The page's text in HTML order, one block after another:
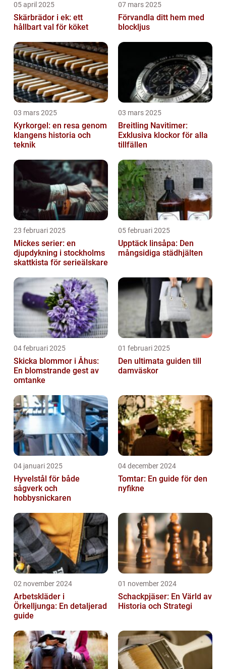
05 april 2025
Skärbrädor i ek: ett
hållbart val för köket
07 mars 2025
Förvandla ditt hem med
blockljus
03 mars 2025
Kyrkorgel: en resa genom
klangens historia och
teknik
03 mars 2025
Breitling Navitimer:
Exklusiva klockor för alla
tillfällen
23 februari 2025
Mickes serier: en
djupdykning i stockholms
skattkista för serieälskare
05 februari 2025
Upptäck linsåpa: Den
mångsidiga städhjälten
04 februari 2025
Skicka blommor i Åhus:
En blomstrande gest av
omtanke
01 februari 2025
Den ultimata guiden till
damväskor
04 januari 2025
Hyvelstål för både
sågverk och
hobbysnickaren
04 december 2024
Tomtar: En guide för den
nyfikne
02 november 2024
Arbetskläder i
Örkelljunga: En detaljerad
guide
01 november 2024
Schackpjäser: En Värld av
Historia och Strategi